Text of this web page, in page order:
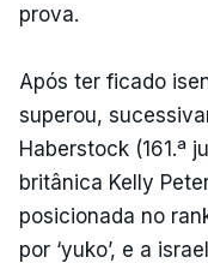
prova.
Após ter ficado
superou,
Haberstock (161.ª
britânica Kelly
posicionada no
por ‘yuko’, e a